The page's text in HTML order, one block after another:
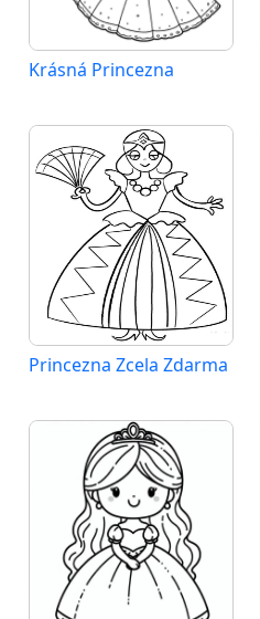
Krásná Princezna
Princezna Zcela Zdarma